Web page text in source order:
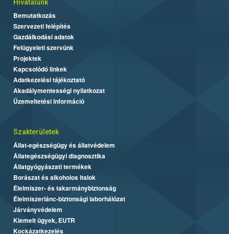
Hivatalunk
Bemutatkozás
Szervezeti felépítés
Gazdálkodási adatok
Felügyeleti szervünk
Projektek
Kapcsolódó linkek
Adatkezelési tájékoztató
Akadálymentességi nyilatkozat
Üzemeltetési információ
Szakterületek
Állat-egészségügy és állatvédelem
Állategészségügyi diagnosztika
Állatgyógyászati termékek
Borászat és alkoholos italok
Élelmiszer- és takarmánybiztonság
Élelmiszerlánc-biztonsági laborhálózat
Járványvédelem
Kiemelt ügyek, EUTR
Kockázatkezelés